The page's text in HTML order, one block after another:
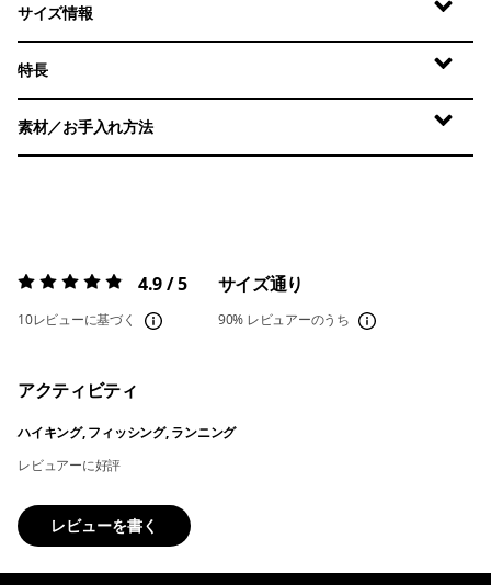
サイズ情報
特長
素材／お手入れ方法
評価:4.9 / 5 4.9 / 5
10レビューに基づく
サイズ通り
90% レビュアーのうち
アクティビティ
ハイキング, フィッシング, ランニング
レビュアーに好評
レビューを書く